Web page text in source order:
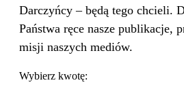
Darczyńcy – będą tego chcieli.
Państwa ręce nasze publikacje,
misji naszych mediów.
Wybierz kwotę: